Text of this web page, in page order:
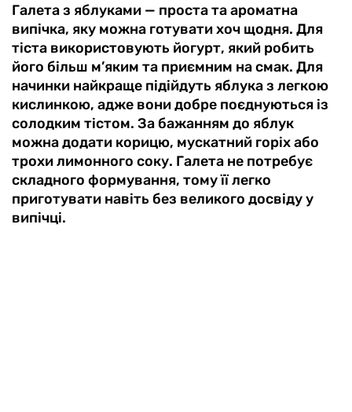
Галета з яблуками — проста та ароматна
випічка, яку можна готувати хоч щодня. Для
тіста використовують йогурт, який робить
його більш м’яким та приємним на смак. Для
начинки найкраще підійдуть яблука з легкою
кислинкою, адже вони добре поєднуються із
солодким тістом. За бажанням до яблук
можна додати корицю, мускатний горіх або
трохи лимонного соку. Галета не потребує
складного формування, тому її легко
приготувати навіть без великого досвіду у
випічці.